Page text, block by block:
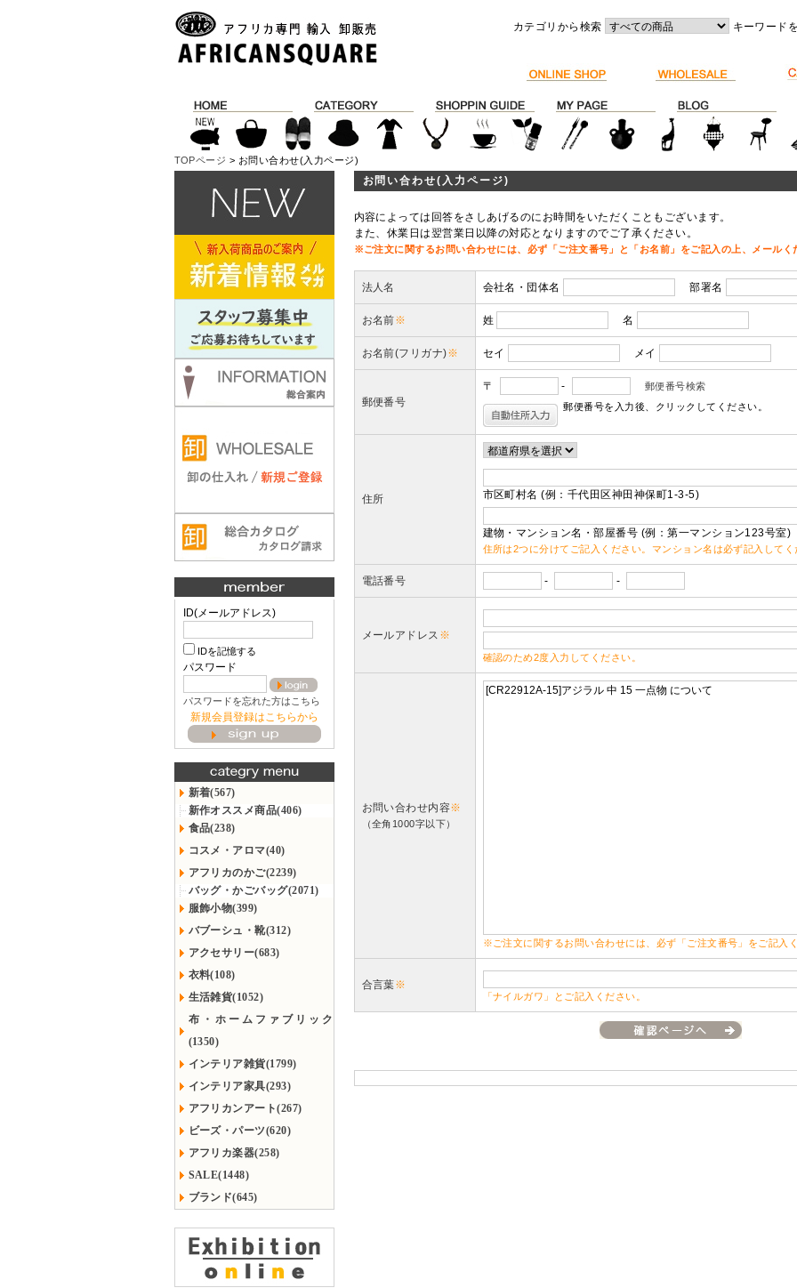
カテゴリから検索 キーワード
TOPページ > お問い合わせ(入力ページ)
ID(メールアドレス)
IDを記憶する
パスワード
パスワードを忘れた方はこちら
新規会員登録はこちらから
新着(567)
新作オススメ商品(406)
食品(238)
コスメ・アロマ(40)
アフリカのかご(2239)
バッグ・かごバッグ(2071)
服飾小物(399)
バブーシュ・靴(312)
アクセサリー(683)
衣料(108)
生活雑貨(1052)
布・ホームファブリック
(1350)
インテリア雑貨(1799)
インテリア家具(293)
アフリカンアート(267)
ビーズ・パーツ(620)
アフリカ楽器(258)
SALE(1448)
ブランド(645)
お問い合わせ(入力ページ)
内容によっては回答をさしあげるのにお時間をいただくこともございます。
また、休業日は翌営業日以降の対応となりますのでご了承ください。
※ご注文に関するお問い合わせには、必ず「ご注文番号」と「お名前」をご記入の上、メール
法人名 会社名・団体名 部署名
お名前※ 姓 名
お名前(フリガナ)※ セイ メイ
郵便番号
〒 -
郵便番号検索
郵便番号を入力後、クリックしてください。
住所 市区町村名 (例：千代田区神田神保町1-3-5)
建物・マンション名・部屋番号 (例：第一マンション123号室)
住所は2つに分けてご記入ください。マンション名は必ず記入してく
電話番号 - -
メールアドレス ※
確認のため2度入力してください。
お問い合わせ内容※
（全角1000字以下）
※ご注文に関するお問い合わせには、必ず「ご注文番号」をご記入
合言葉※
「ナイルガワ」とご記入ください。